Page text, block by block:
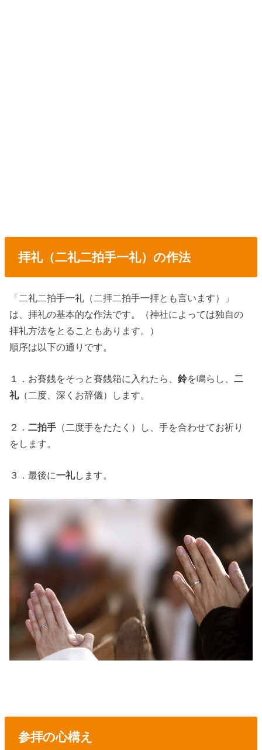
拝礼（二礼二拍手一礼）の作法
「二礼二拍手一礼（二拝二拍手一拝とも言います）」
は、拝礼の基本的な作法です。（神社によっては独自の
拝礼方法をとることもあります。）
順序は以下の通りです。
１．お賽銭をそっと賽銭箱に入れたら、鈴を鳴らし、二
礼（二度、深くお辞儀）します。
２．二拍手 （二度手をたたく）し、手を合わせてお祈り
をします。
３．最後に一礼します。
参拝の心構え